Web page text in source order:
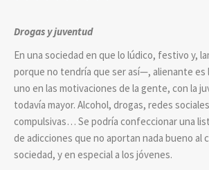
Drogas y juventud
En una sociedad en que lo lúdico, festivo y,
porque no tendría que ser así—, alienante es
uno en las motivaciones de la gente, con la
todavía mayor. Alcohol, drogas, redes
compulsivas… Se podría confeccionar una
de adicciones que no aportan nada bueno al
sociedad, y en especial a los jóvenes.